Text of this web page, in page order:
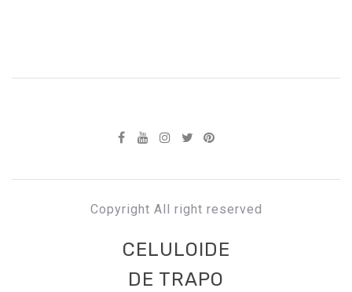
Copyright All right reserved
CELULOIDE
DE TRAPO